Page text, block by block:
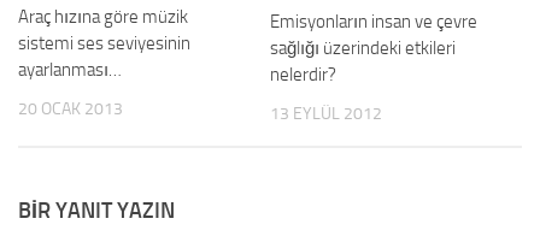
Araç hızına göre müzik
sistemi ses seviyesinin
ayarlanması…
20 OCAK 2013
Emisyonların insan ve çevre
sağlığı üzerindeki etkileri
nelerdir?
13 EYLÜL 2012
BIR YANIT YAZIN